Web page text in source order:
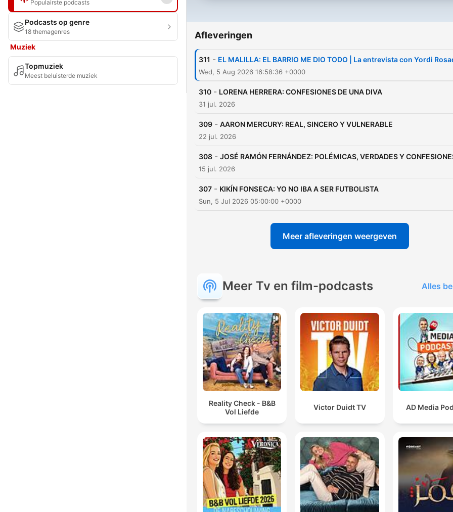
Populairste podcasts
Podcasts op genre
18 themagenres
Muziek
Topmuziek
Meest beluisterde muziek
Afleveringen
311 - EL MALILLA: EL BARRIO ME DIO TODO | La entrevista con Yordi
Wed, 5 Aug 2026 16:58:36 +0000
310 - LORENA HERRERA: CONFESIONES DE UNA DIVA
31 jul. 2026
309 - AARON MERCURY: REAL, SINCERO Y VULNERABLE
22 jul. 2026
308 - JOSÉ RAMÓN FERNÁNDEZ: POLÉMICAS, VERDADES Y
15 jul. 2026
307 - KIKÍN FONSECA: YO NO IBA A SER FUTBOLISTA
Sun, 5 Jul 2026 05:00:00 +0000
Meer afleveringen weergeven
Meer Tv en film-podcasts Alles
Reality Check - B&B
Vol Liefde
Victor Duidt TV AD Media